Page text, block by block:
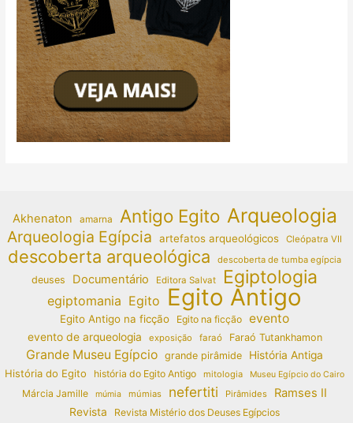
Akhenaton amarna Antigo Egito Arqueologia
Arqueologia Egípcia artefatos arqueológicos Cleópatra VII
descoberta arqueológica descoberta de tumba egípcia
deuses Documentário Editora Salvat Egiptologia
egiptomania Egito Egito Antigo
Egito Antigo na ficção Egito na ficção evento
evento de arqueologia exposição faraó Faraó Tutankhamon
Grande Museu Egípcio grande pirâmide
História Antiga
História do Egito
história do Egito Antigo mitologia Museu Egípcio do Cairo
Márcia Jamille múmia múmias nefertiti Pirâmides Ramses II
Revista
Revista Mistério dos Deuses Egípcios